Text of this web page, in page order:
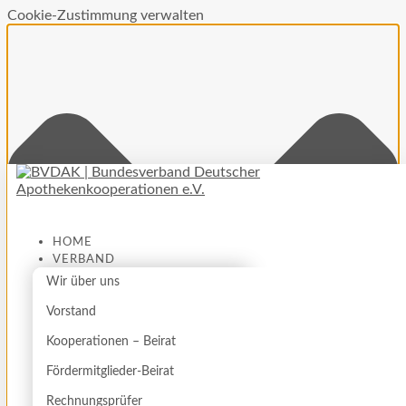
Cookie-Zustimmung verwalten
HOME
VERBAND
Wir über uns
Vorstand
Kooperationen – Beirat
Fördermitglieder-Beirat
Rechnungsprüfer